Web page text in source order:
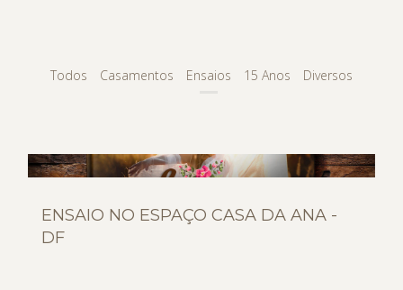
Todos Casamentos Ensaios 15 Anos Diversos
ENSAIO NO ESPAÇO CASA DA ANA -
DF